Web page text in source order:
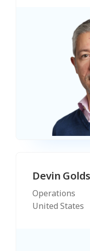
Devin
Operations
United States